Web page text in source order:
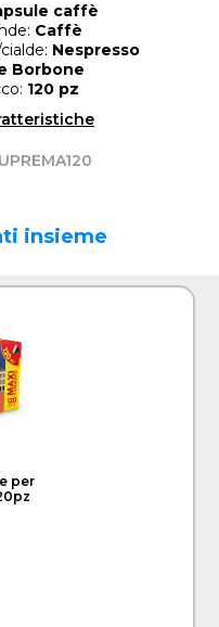
caffè
Caffè
Nespresso
Borbone
120 pz
insieme
per